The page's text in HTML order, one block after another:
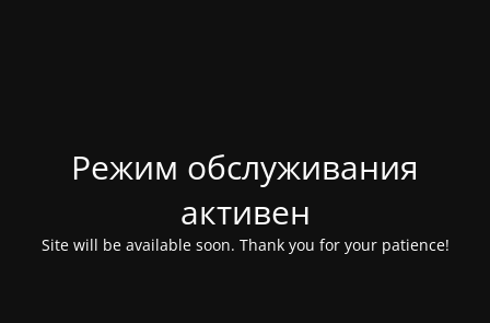
Режим обслуживания
активен
Site will be available soon. Thank you for your patience!